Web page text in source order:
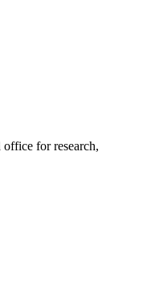
office for research,